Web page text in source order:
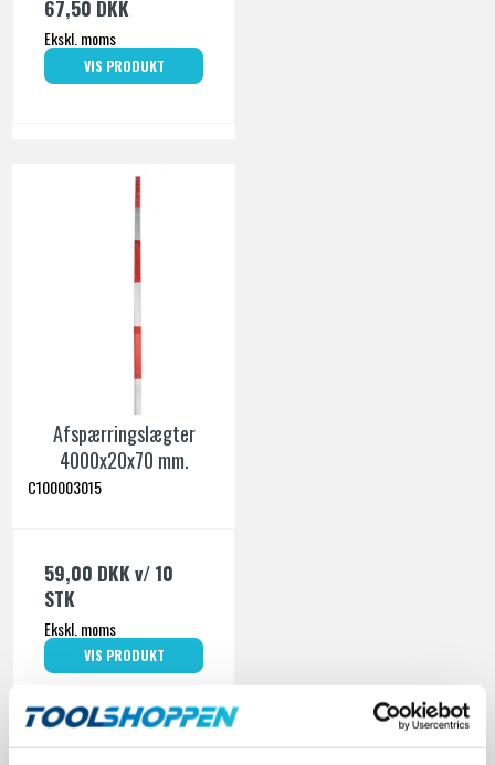
67,50 DKK
Ekskl. moms
VIS PRODUKT
Afspærringslægter
4000x20x70 mm.
C100003015
59,00 DKKv/ 10
STK
Ekskl. moms
VIS PRODUKT